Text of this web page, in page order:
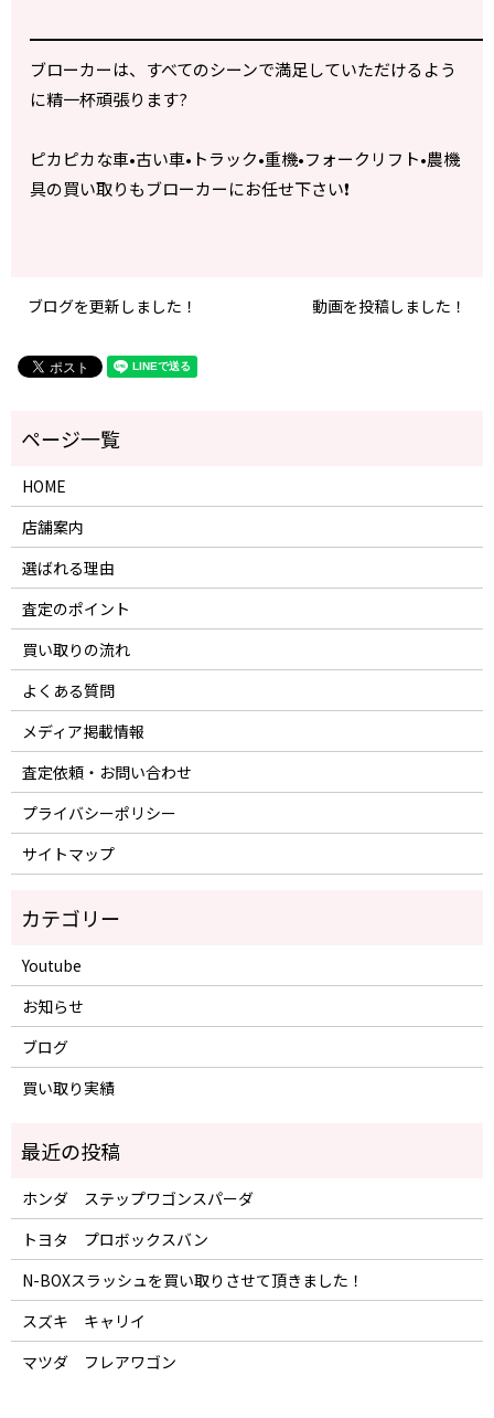
ブローカーは、すべてのシーンで満足していただけるよう
に精一杯頑張ります?
ピカピカな車•古い車•トラック•重機•フォークリフト•農機
具の買い取りもブローカーにお任せ下さい❗️
ブログを更新しました！ 動画を投稿しました！
HOME
店舗案内
選ばれる理由
査定のポイント
買い取りの流れ
よくある質問
メディア掲載情報
査定依頼・お問い合わせ
プライバシーポリシー
サイトマップ
Youtube
お知らせ
ブログ
買い取り実績
ホンダ ステップワゴンスパーダ
トヨタ プロボックスバン
N-BOXスラッシュを買い取りさせて頂きました！
スズキ キャリイ
マツダ フレアワゴン